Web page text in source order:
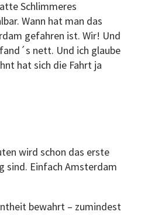
Schlimmeres
Wann hat man das
gefahren ist. Wir! Und
nett. Und ich glaube
hat sich die Fahrt ja
wird schon das erste
sind. Einfach Amsterdam
bewahrt – zumindest